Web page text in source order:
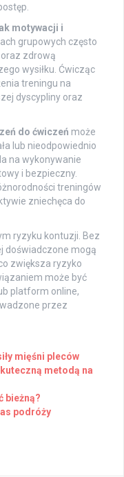
motywacji i
grupowych często
zdrową
wysiłku. Ćwicząc
treningu na
dyscypliny oraz
do ćwiczeń może
lub nieodpowiednio
na wykonywanie
i bezpieczny.
treningów
zniechęca do
ryzyku kontuzji. Bez
doświadczone mogą
zwiększa ryzyko
może być
platform online,
przez
mięśni pleców
metodą na
bieżną?
podróży